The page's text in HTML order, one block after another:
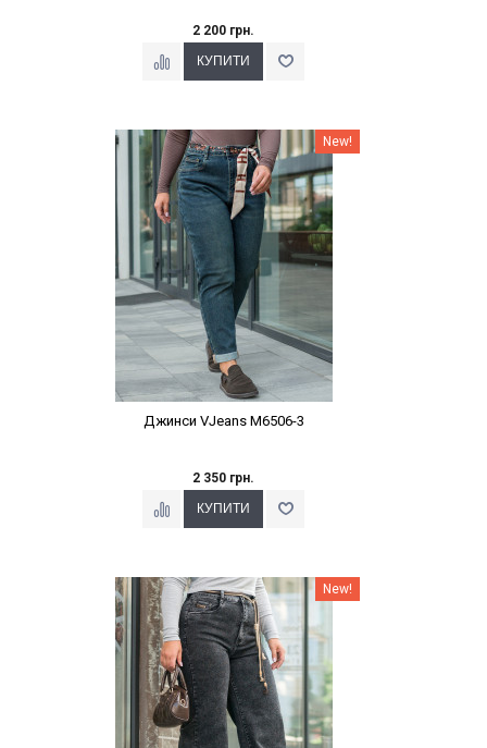
2 200 грн.
Наклейки Варіант з % New!
Джинси VJeans M6506-3
2 350 грн.
Наклейки Варіант з % New!